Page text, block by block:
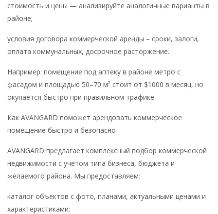
стоимость и цены — анализируйте аналогичные варианты в
районе;
условия договора коммерческой аренды – сроки, залоги,
оплата коммунальных, досрочное расторжение.
Например: помещение под аптеку в районе метро с
фасадом и площадью 50–70 м² стоит от $1000 в месяц, но
окупается быстро при правильном трафике.
Как AVANGARD поможет арендовать коммерческое
помещение быстро и безопасно
AVANGARD предлагает комплексный подбор коммерческой
недвижимости с учетом типа бизнеса, бюджета и
желаемого района. Мы предоставляем:
каталог объектов с фото, планами, актуальными ценами и
характеристиками;